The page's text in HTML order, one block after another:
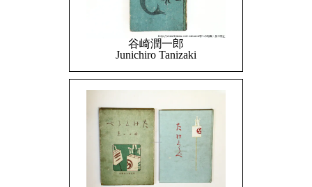
谷崎潤一郎
Junichiro Tanizaki